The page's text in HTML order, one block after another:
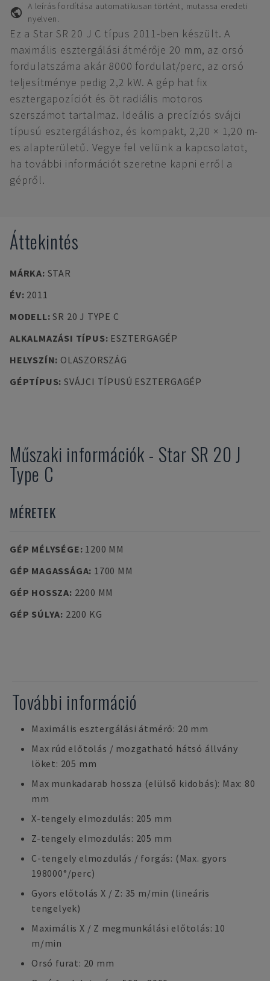
A leírás fordítása automatikusan történt, mutassa eredeti
nyelven.
Ez a Star SR 20 J C típus 2011-ben készült. A
maximális esztergálási átmérője 20 mm, az orsó
fordulatszáma akár 8000 fordulat/perc, az orsó
teljesítménye pedig 2,2 kW. A gép hat fix
esztergapozíciót és öt radiális motoros
szerszámot tartalmaz. Ideális a precíziós svájci
típusú esztergáláshoz, és kompakt, 2,20 × 1,20 m-
es alapterületű. Vegye fel velünk a kapcsolatot,
ha további információt szeretne kapni erről a
gépről.
Áttekintés
MÁRKA: STAR
ÉV: 2011
MODELL:SR 20 J TYPE C
ALKALMAZÁSI TÍPUS: ESZTERGAGÉP
HELYSZÍN: OLASZORSZÁG
GÉPTÍPUS: SVÁJCI TÍPUSÚ ESZTERGAGÉP
Műszaki információk - Star SR 20 J
Type C
MÉRETEK
GÉP MÉLYSÉGE: 1200 MM
GÉP MAGASSÁGA: 1700 MM
GÉP HOSSZA: 2200 MM
GÉP SÚLYA: 2200 KG
További információ
Maximális esztergálási átmérő: 20 mm
Max rúd előtolás / mozgatható hátsó állvány
löket: 205 mm
Max munkadarab hossza (elülső kidobás): Max: 80
mm
X-tengely elmozdulás: 205 mm
Z-tengely elmozdulás: 205 mm
C-tengely elmozdulás / forgás: (Max. gyors
198000°/perc)
Gyors előtolás X / Z: 35 m/min (lineáris
tengelyek)
Maximális X / Z megmunkálási előtolás: 10
m/min
Orsó furat: 20 mm